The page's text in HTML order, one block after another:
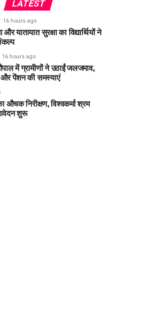
LATEST
16 hours ago
यातायात सुरक्षा का विद्यार्थियों ने
16 hours ago
में ग्रामीणों ने उठाईं जलजमाव,
पेंशन की समस्याएं
औचक निरीक्षण, विश्वकर्मा श्रम
शुरू